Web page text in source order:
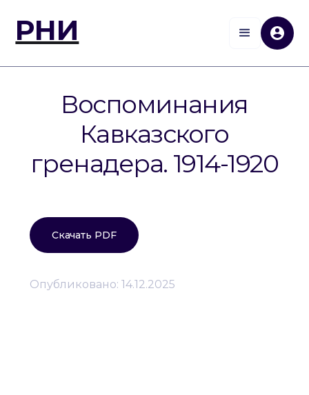
РНИ
Воспоминания
Кавказского
гренадера. 1914-1920
Скачать PDF
Опубликовано: 14.12.2025